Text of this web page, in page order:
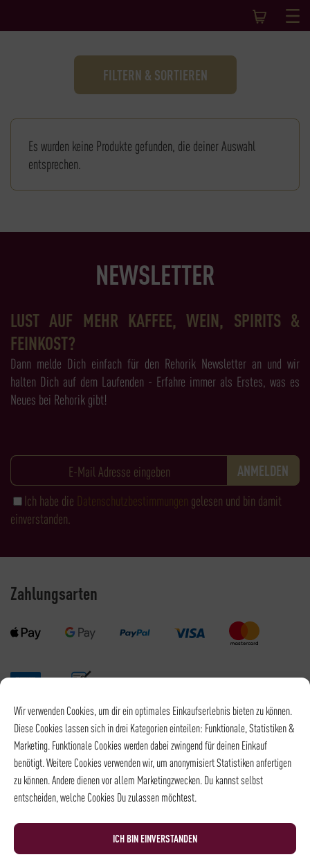
Wir verwenden Cookies, um dir ein optimales Einkaufserlebnis bieten zu können.
Diese Cookies lassen sich in drei Kategorien einteilen: Funktionale, Statistiken &
Marketing. Funktionale Cookies werden dabei zwingend für deinen Einkauf
benötigt. Weitere Cookies verwenden wir, um anonymisiert Statistiken anfertigen
zu können. Andere dienen vor allem Marketingzwecken. Du kannst selbst
entscheiden, welche Cookies Du zulassen möchtest.
ICH BIN EINVERSTANDEN
FILTERN & SORTIEREN
Es wurden keine Produkte gefunden, die deiner Auswahl
entsprechen.
NEWSLETTER
LUST AUF MEHR KAFFEE, WEIN, SPIRITS &
FEINKOST?
Dann melde Dich einfach für den Rehorik Newsletter an und wir
halten Dich auf dem Laufenden - Erfahre immer als Erstes, was es
Neues bei Rehorik gibt!
Ich habe die Datenschutzbestimmungen gelesen und bin damit
einverstanden.
Zahlungsarten
Versandpartner
Versandkosten DHL: 6,5 €
Kostenloser Versand mit DHL ab: 55 €
* Alle Preise sind inkl. MwSt., zzgl.Versand